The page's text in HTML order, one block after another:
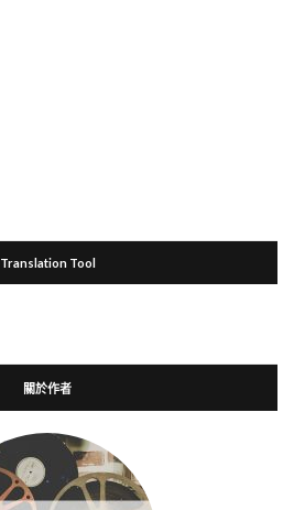
Translation Tool
關於作者